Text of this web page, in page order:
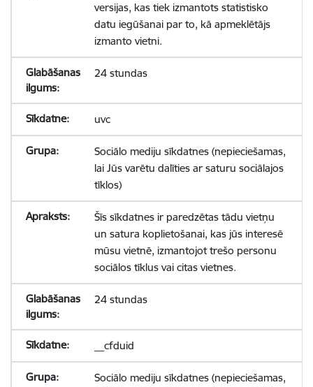
versijas, kas tiek izmantots statistisko
datu iegūšanai par to, kā apmeklētājs
izmanto vietni.
24 stundas
uvc
Sociālo mediju sīkdatnes (nepieciešamas,
lai Jūs varētu dalīties ar saturu sociālajos
tīklos)
Šīs sīkdatnes ir paredzētas tādu vietņu
un satura koplietošanai, kas jūs interesē
mūsu vietnē, izmantojot trešo personu
sociālos tīklus vai citas vietnes.
24 stundas
__cfduid
Sociālo mediju sīkdatnes (nepieciešamas,